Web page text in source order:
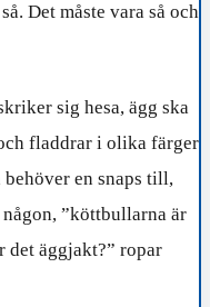
Det måste vara så och
sig hesa, ägg ska
fladdrar i olika färger
en snaps till,
”köttbullarna är
det äggjakt?” ropar